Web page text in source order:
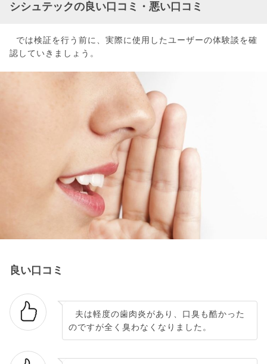
シシュテックの良い口コミ・悪い口コミ
では検証を行う前に、実際に使用したユーザーの体験談を確
認していきましょう。
良い口コミ
夫は軽度の歯肉炎があり、口臭も酷かった
のですが全く臭わなくなりました。